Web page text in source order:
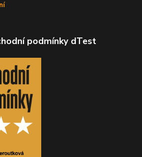
podmínky dTest